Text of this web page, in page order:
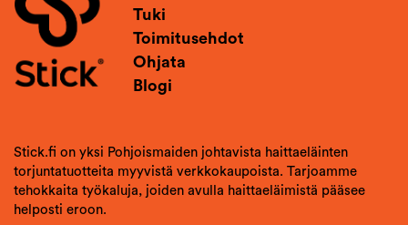
Tuki
Toimitusehdot
Ohjata
Blogi
Stick.fi on yksi Pohjoismaiden johtavista haittaeläinten
torjuntatuotteita myyvistä verkkokaupoista. Tarjoamme
tehokkaita työkaluja, joiden avulla haittaeläimistä pääsee
helposti eroon.